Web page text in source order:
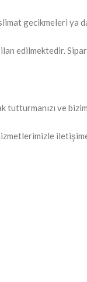
gecikmeleri ya
edilmektedir.
tutturmanızı ve